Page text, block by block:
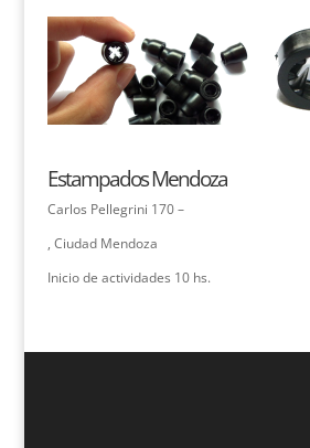
Estampados Mendoza
Carlos Pellegrini 170 –
, Ciudad Mendoza
Inicio de actividades 10 hs.